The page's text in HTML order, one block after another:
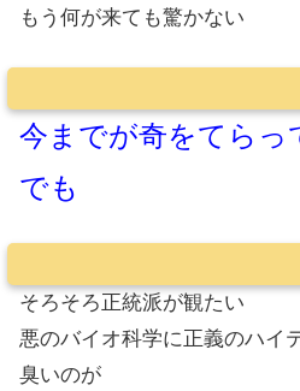
もう何が来ても驚かない
今までが奇をてらっ
でも
そろそろ正統派が観たい
悪のバイオ科学に正義のハイ
臭いのが